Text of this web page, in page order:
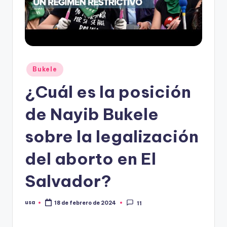
Publicado
en
Bukele
¿Cuál es la posición
de Nayib Bukele
sobre la legalización
del aborto en El
Salvador?
Publicado
usa 18 de febrero de 2024 11